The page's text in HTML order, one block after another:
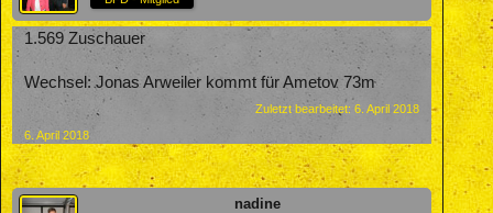
1.569 Zuschauer
Wechsel: Jonas Arweiler kommt für Ametov 73m
Zuletzt bearbeitet:6. April 2018
6. April 2018
nadine